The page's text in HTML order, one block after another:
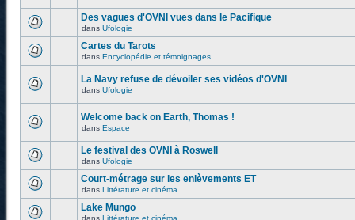
Des vagues d'OVNI vues dans le Pacifique
dans Ufologie
Cartes du Tarots
dans Encyclopédie et témoignages
La Navy refuse de dévoiler ses vidéos d'OVNI
dans Ufologie
Welcome back on Earth, Thomas !
dans Espace
Le festival des OVNI à Roswell
dans Ufologie
Court-métrage sur les enlèvements ET
dans Littérature et cinéma
Lake Mungo
dans Littérature et cinéma